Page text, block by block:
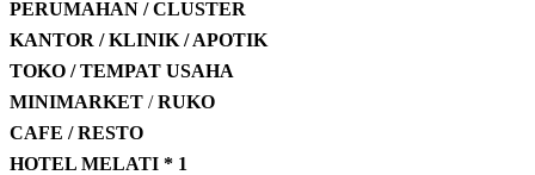
PERUMAHAN / CLUSTER
KANTOR / KLINIK / APOTIK
TOKO / TEMPAT USAHA
MINIMARKET /RUKO
CAFE / RESTO
HOTEL MELATI * 1